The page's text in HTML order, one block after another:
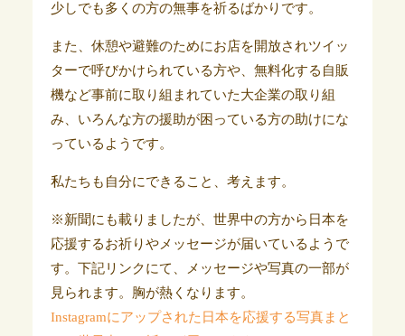
少しでも多くの方の無事を祈るばかりです。
また、休憩や避難のためにお店を開放されツイッ
ターで呼びかけられている方や、無料化する自販
機など事前に取り組まれていた大企業の取り組
み、いろんな方の援助が困っている方の助けにな
っているようです。
私たちも自分にできること、考えます。
※新聞にも載りましたが、世界中の方から日本を
応援するお祈りやメッセージが届いているようで
す。下記リンクにて、メッセージや写真の一部が
見られます。胸が熱くなります。
Instagramにアップされた日本を応援する写真まと